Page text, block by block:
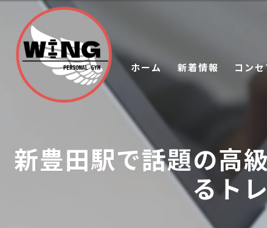
ホーム 新着情報 コンセ
新豊田駅で話題の高
るト